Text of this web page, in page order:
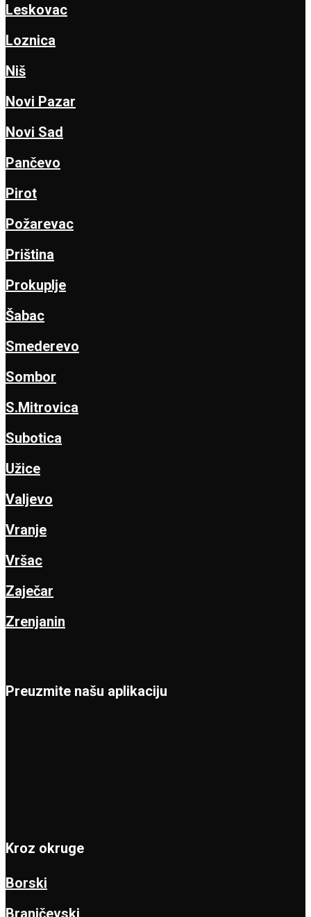
Leskovac
Loznica
Niš
Novi Pazar
Novi Sad
Pančevo
Pirot
Požarevac
Priština
Prokuplje
Šabac
Smederevo
Sombor
S.Mitrovica
Subotica
Užice
Valjevo
Vranje
Vršac
Zaječar
Zrenjanin
Preuzmite našu aplikaciju
Kroz okruge
Borski